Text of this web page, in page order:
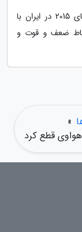
راهنمای خریداری بهترین و جدید ترین تبلت های 2015 در ایران با
ضعف و قوت و
»
هواوی قطع کرد